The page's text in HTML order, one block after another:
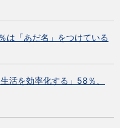
は「あだ名」をつけている
活を効率化する」58％、